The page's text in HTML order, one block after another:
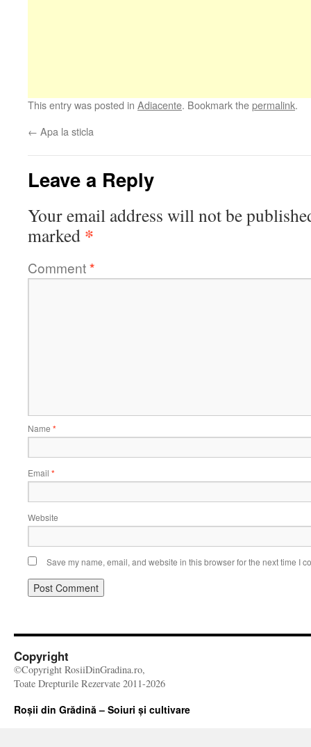
This entry was posted in Adiacente. Bookmark thepermalink.
← Apa la sticla
Leave a Reply
Your email address will not be
marked *
Comment*
Name *
Email *
Website
Save my name, email, and website in this browser for the next time I
Copyright
©Copyright RosiiDinGradina.ro,
Toate Drepturile Rezervate 2011-2026
Roșii din Grădină – Soiuri și cultivare